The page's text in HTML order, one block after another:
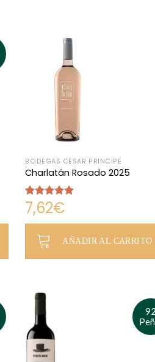
BODEGAS CÉSAR PRÍNCIPE
Charlatán Rosado 2025
Valorado
con5.00
de 5
7,62€
AÑADIR AL CARRITO
92